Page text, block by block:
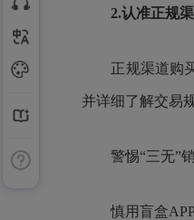
2.认准正规
正规渠道购买
并详细了解交易
警惕“三无”销
慎用盲盒APP/